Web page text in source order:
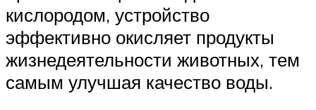
кислородом, устройство
эффективно окисляет продукты
жизнедеятельности животных, тем
самым улучшая качество воды.